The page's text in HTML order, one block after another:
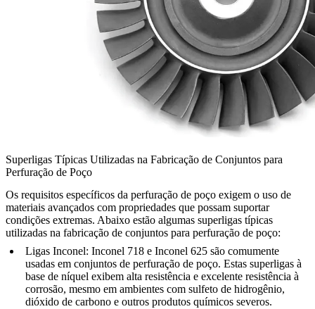
Superligas Típicas Utilizadas na Fabricação de Conjuntos para
Perfuração de Poço
Os requisitos específicos da perfuração de poço exigem o uso de
materiais avançados com propriedades que possam suportar
condições extremas. Abaixo estão algumas superligas típicas
utilizadas na fabricação de conjuntos para perfuração de poço:
Ligas Inconel: Inconel 718 e Inconel 625 são comumente
usadas em conjuntos de perfuração de poço. Estas superligas à
base de níquel exibem alta resistência e excelente resistência à
corrosão, mesmo em ambientes com sulfeto de hidrogênio,
dióxido de carbono e outros produtos químicos severos.